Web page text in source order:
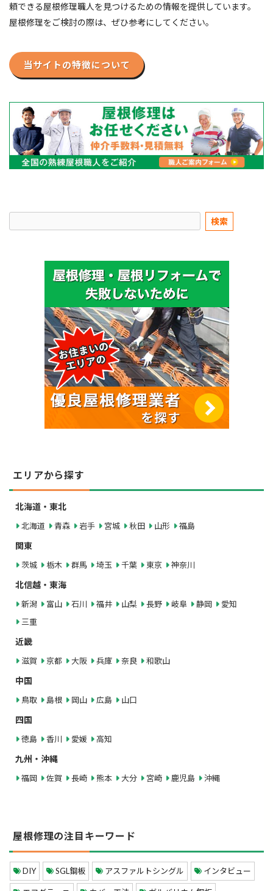
頼できる屋根修理職人を見つけるための情報を提供しています。
屋根修理をご検討の際は、ぜひ参考にしてください。
当サイトの特徴について
エリアから探す
北海道・東北
北海道 青森 岩手 宮城 秋田 山形 福島
関東
茨城 栃木 群馬 埼玉 千葉 東京 神奈川
北信越・東海
新潟 富山 石川 福井 山梨 長野 岐阜 静岡
愛知
三重
近畿
滋賀 京都 大阪 兵庫 奈良 和歌山
中国
鳥取 島根 岡山 広島 山口
四国
徳島 香川 愛媛 高知
九州・沖縄
福岡 佐賀 長崎 熊本 大分 宮崎 鹿児島 沖縄
屋根修理の注目キーワード
DIY SGL鋼板 アスファルトシングル インタビュー